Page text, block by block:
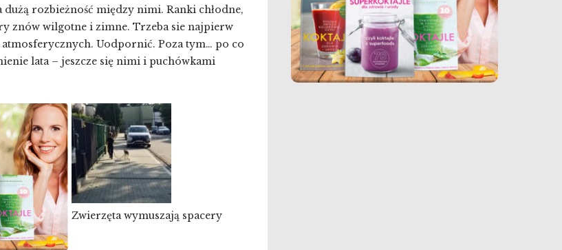
rozbieżność między nimi. Ranki chłodne,
znów wilgotne i zimne. Trzeba sie najpierw
Uodpornić. Poza tym… po co
lata – jeszcze się nimi i puchówkami
Zwierzęta wymuszają spacery